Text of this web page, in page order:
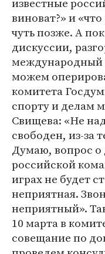
известные
виноват?» и
чуть позже. А
дискуссии,
международный
можем
комитета
спорту и делам
Свищева: «Не
свободен, из-за
Думаю, вопрос о
российской
играх не будет
неприятная.
неприятный».
10 марта в
совещание по